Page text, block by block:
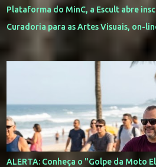
Plataforma do MinC, a Escult abre
Curadoria para as Artes Visuais, on-
ALERTA: Conheça o "Golpe da Moto